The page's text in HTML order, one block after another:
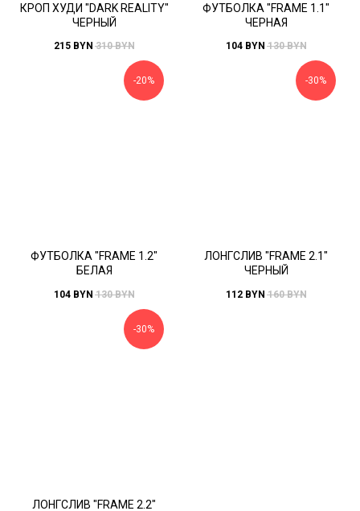
КРОП ХУДИ "DARK REALITY"
ЧЕРНЫЙ
215 BYN 310 BYN
ФУТБОЛКА "FRAME 1.1"
ЧЕРНАЯ
104 BYN 130 BYN
-20%
ФУТБОЛКА "FRAME 1.2"
БЕЛАЯ
104 BYN 130 BYN
-30%
ЛОНГСЛИВ "FRAME 2.1"
ЧЕРНЫЙ
112 BYN 160 BYN
-30%
ЛОНГСЛИВ "FRAME 2.2"